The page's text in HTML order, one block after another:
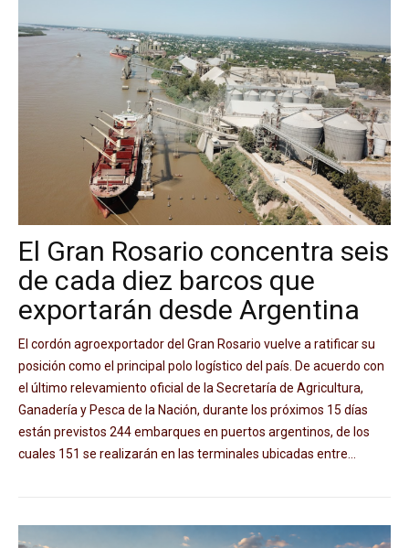
El Gran Rosario concentra seis
de cada diez barcos que
exportarán desde Argentina
El cordón agroexportador del Gran Rosario vuelve a ratificar su
posición como el principal polo logístico del país. De acuerdo con
el último relevamiento oficial de la Secretaría de Agricultura,
Ganadería y Pesca de la Nación, durante los próximos 15 días
están previstos 244 embarques en puertos argentinos, de los
cuales 151 se realizarán en las terminales ubicadas entre...